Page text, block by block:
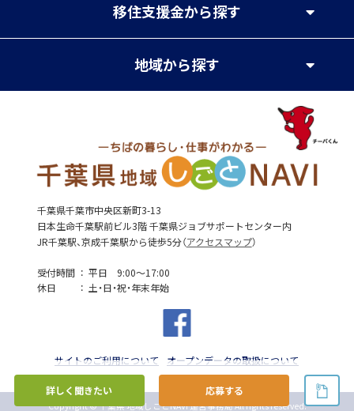
詳しく聞きたい 応募する
移住支援金から探す
地域から探す
千葉県千葉市中央区新町3-13
日本生命千葉駅前ビル3階 千葉県ジョブサポートセンター内
JR千葉駅、京成千葉駅から徒歩5分（アクセスマップ）
受付時間
平日 9:00～17:00
休日
土・日・祝・年末年始
サイトのご利用について オープンデータの取扱について
Copyright © 千葉県 地域しごとNAVI 運営事務局 All rights reserved.